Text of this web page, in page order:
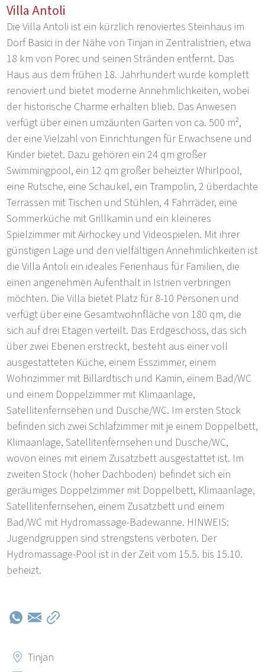
Villa Antoli
Die Villa Antoli ist ein kürzlich renoviertes Steinhaus im
Dorf Basici in der Nähe von Tinjan in Zentralistrien, etwa
18 km von Porec und seinen Stränden entfernt. Das
Haus aus dem frühen 18. Jahrhundert wurde komplett
renoviert und bietet moderne Annehmlichkeiten, wobei
der historische Charme erhalten blieb. Das Anwesen
verfügt über einen umzäunten Garten von ca. 500 m²,
der eine Vielzahl von Einrichtungen für Erwachsene und
Kinder bietet. Dazu gehören ein 24 qm großer
Swimmingpool, ein 12 qm großer beheizter Whirlpool,
eine Rutsche, eine Schaukel, ein Trampolin, 2 überdachte
Terrassen mit Tischen und Stühlen, 4 Fahrräder, eine
Sommerküche mit Grillkamin und ein kleineres
Spielzimmer mit Airhockey und Videospielen. Mit ihrer
günstigen Lage und den vielfältigen Annehmlichkeiten ist
die Villa Antoli ein ideales Ferienhaus für Familien, die
einen angenehmen Aufenthalt in Istrien verbringen
möchten. Die Villa bietet Platz für 8-10 Personen und
verfügt über eine Gesamtwohnfläche von 180 qm, die
sich auf drei Etagen verteilt. Das Erdgeschoss, das sich
über zwei Ebenen erstreckt, besteht aus einer voll
ausgestatteten Küche, einem Esszimmer, einem
Wohnzimmer mit Billardtisch und Kamin, einem Bad/WC
und einem Doppelzimmer mit Klimaanlage,
Satellitenfernsehen und Dusche/WC. Im ersten Stock
befinden sich zwei Schlafzimmer mit je einem Doppelbett,
Klimaanlage, Satellitenfernsehen und Dusche/WC,
wovon eines mit einem Zusatzbett ausgestattet ist. Im
zweiten Stock (hoher Dachboden) befindet sich ein
geräumiges Doppelzimmer mit Doppelbett, Klimaanlage,
Satellitenfernsehen, einem Zusatzbett und einem
Bad/WC mit Hydromassage-Badewanne. HINWEIS:
Jugendgruppen sind strengstens verboten. Der
Hydromassage-Pool ist in der Zeit vom 15.5. bis 15.10.
beheizt.
Tinjan